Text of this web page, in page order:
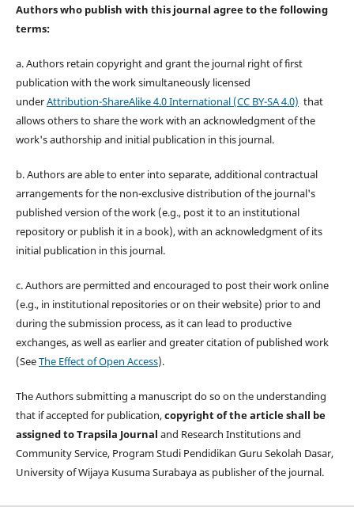
Authors who publish with this journal agree to the following
terms:
a. Authors retain copyright and grant the journal right of first
publication with the work simultaneously licensed
underAttribution-ShareAlike 4.0 International (CC BY-SA 4.0) that
allows others to share the work with an acknowledgment of the
work's authorship and initial publication in this journal.
b. Authors are able to enter into separate, additional contractual
arrangements for the non-exclusive distribution of the journal's
published version of the work (e.g., post it to an institutional
repository or publish it in a book), with an acknowledgment of its
initial publication in this journal.
c. Authors are permitted and encouraged to post their work online
(e.g., in institutional repositories or on their website) prior to and
during the submission process, as it can lead to productive
exchanges, as well as earlier and greater citation of published work
(SeeThe Effect of Open Access).
The Authors submitting a manuscript do so on the understanding
that if accepted for publication,copyright of the article shall be
assigned to Trapsila Journal and Research Institutions and
Community Service, Program Studi Pendidikan Guru Sekolah Dasar,
University of Wijaya Kusuma Surabaya as publisher of the journal.